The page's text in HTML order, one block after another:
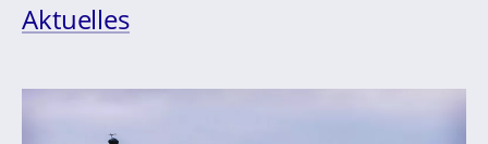
Aktuelles